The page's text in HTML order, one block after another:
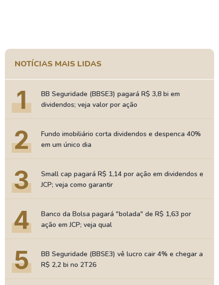
NOTÍCIAS MAIS LIDAS
1
BB Seguridade (BBSE3) pagará R$ 3,8 bi em
dividendos; veja valor por ação
2
Fundo imobiliário corta dividendos e despenca 40%
em um único dia
3
Small cap pagará R$ 1,14 por ação em dividendos e
JCP; veja como garantir
4
Banco da Bolsa pagará "bolada" de R$ 1,63 por
ação em JCP; veja qual
5
BB Seguridade (BBSE3) vê lucro cair 4% e chegar a
R$ 2,2 bi no 2T26